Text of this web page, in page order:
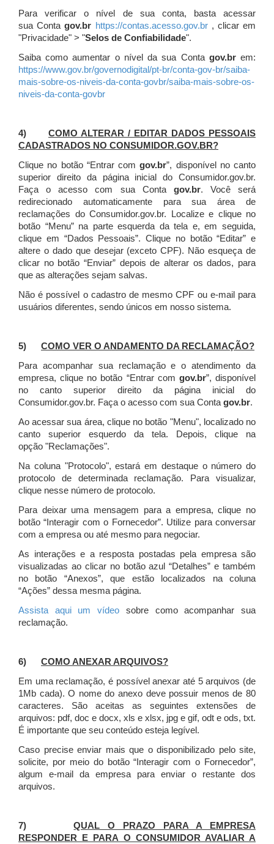
Para verificar o nível de sua conta, basta acessar
sua Contagov.br https://contas.acesso.gov.br, clicar em
"Privacidade" > "Selos de Confiabilidade".
Saiba como aumentar o nível da sua Conta gov.brem:
https://www.gov.br/governodigital/pt-br/conta-gov-br/saiba-
mais-sobre-os-niveis-da-conta-govbr/saiba-mais-sobre-os-
niveis-da-conta-govbr
4) COMO ALTERAR / EDITAR DADOS PESSOAIS
CADASTRADOS NO CONSUMIDOR.GOV.BR?
Clique no botão “Entrar comgov.br”, disponível no canto
superior direito da página inicial do Consumidor.gov.br.
Faça o acesso com sua Conta gov.br. Você será
redirecionado automaticamente para sua área de
reclamações do Consumidor.gov.br.
Localize e clique no
botão “Menu” na parte esquerda da tela e, em seguida,
clique em “Dados Pessoais”. Clique no botão “Editar” e
altere o dado que desejar (exceto CPF). Não esqueça de
clicar no botão “Enviar” depois de alterar os dados, para
que as alterações sejam salvas.
Não é possível o cadastro de mesmo CPF ou e-mail para
usuários diferentes, sendo únicos em nosso sistema.
5) COMO VER O ANDAMENTO DA RECLAMAÇÃO?
Para acompanhar sua reclamação e o atendimento da
empresa, clique no botão “Entrar com gov.br”, disponível
no canto superior direito da página inicial do
Consumidor.gov.br. Faça o acesso com sua Contagov.br.
Ao acessar sua área, clique no botão "Menu", localizado no
canto superior esquerdo da tela. Depois, clique na
opção "Reclamações".
Na coluna "Protocolo", estará em destaque o número do
protocolo de determinada reclamação. Para visualizar,
clique nesse número de protocolo.
Para deixar uma mensagem para a empresa, clique no
botão “Interagir com o Fornecedor”. Utilize para conversar
com a empresa ou até mesmo para negociar.
As interações e a resposta postadas pela empresa são
visualizadas ao clicar no botão azul “Detalhes” e também
no botão “Anexos”, que estão localizados na coluna
“Ações” dessa mesma página.
Assista aqui um vídeo sobre como acompanhar sua
reclamação.
6) COMO ANEXAR ARQUIVOS?
Em uma reclamação, é possível anexar até 5 arquivos (de
1Mb cada). O nome do anexo deve possuir menos de 80
caracteres. São aceitas as seguintes extensões de
arquivos: pdf, doc e docx, xls e xlsx, jpg e gif, odt e ods, txt.
É importante que seu conteúdo esteja legível.
Caso precise enviar mais que o disponibilizado pelo site,
solicite, por meio do botão “Interagir com o Fornecedor”,
algum e-mail da empresa para enviar o restante dos
arquivos.
7)QUAL O PRAZO PARA A EMPRESA
RESPONDER E PARA O CONSUMIDOR AVALIAR A